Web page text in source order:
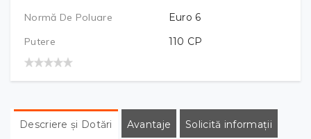
Normă De Poluare
Euro 6
Putere
110 CP
Descriere și Dotări Avantaje Solicită informații